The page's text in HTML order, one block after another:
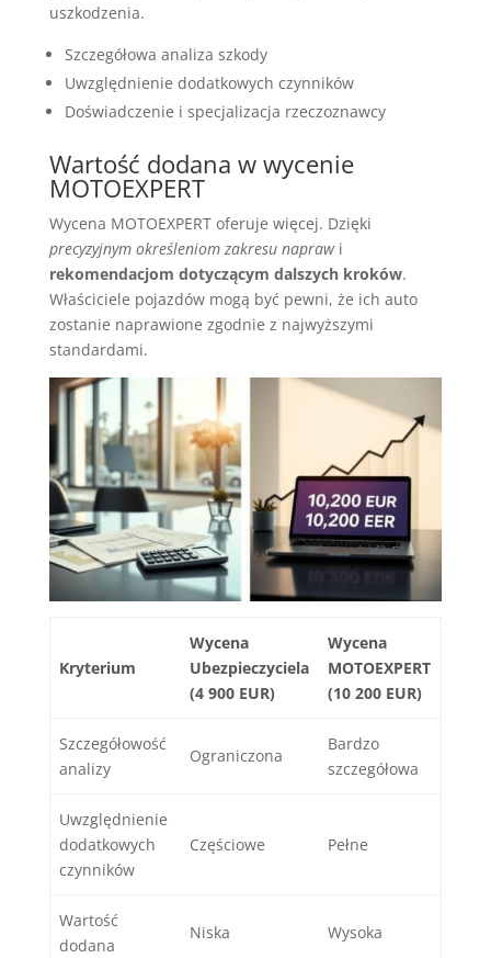
uszkodzenia.
Szczegółowa analiza szkody
Uwzględnienie dodatkowych czynników
Doświadczenie i specjalizacja rzeczoznawcy
Wartość dodana w wycenie
MOTOEXPERT
Wycena MOTOEXPERT oferuje więcej. Dzięki
precyzyjnym określeniom zakresu naprawi
rekomendacjom dotyczącym dalszych kroków.
Właściciele pojazdów mogą być pewni, że ich auto
zostanie naprawione zgodnie z najwyższymi
standardami.
Kryterium
Wycena
Ubezpieczyciela
(4 900 EUR)
Wycena
MOTOEXPERT
(10 200 EUR)
Szczegółowość
analizy
Ograniczona
Bardzo
szczegółowa
Uwzględnienie
dodatkowych
czynników
Częściowe Pełne
Wartość
dodana
Niska Wysoka